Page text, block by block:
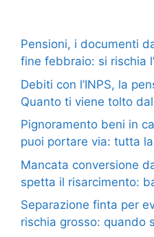
Pensioni, i documenti
fine febbraio: si rischia
Debiti con l’INPS, la
Quanto ti viene tolto
Pignoramento beni in
puoi portare via: tutta
Mancata conversione
spetta il risarcimento:
Separazione finta per
rischia grosso: quando